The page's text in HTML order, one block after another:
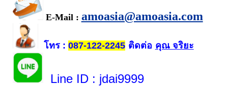
E-Mail : amoasia@amoasia.com
โทร: 087-122-2245ติดต่อ คุณ จริยะ
Line ID : jdai9999